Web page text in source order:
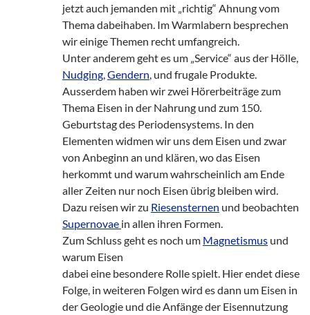
jetzt auch jemanden mit „richtig“ Ahnung vom
Thema dabeihaben. Im Warmlabern besprechen
wir einige Themen recht umfangreich.
Unter anderem geht es um „Service“ aus der Hölle,
Nudging,Gendern, und frugale Produkte.
Ausserdem haben wir zwei Hörerbeiträge zum
Thema Eisen in der Nahrung und zum 150.
Geburtstag des Periodensystems. In den
Elementen widmen wir uns dem Eisen und zwar
von Anbeginn an und klären, wo das Eisen
herkommt und warum wahrscheinlich am Ende
aller Zeiten nur noch Eisen übrig bleiben wird.
Dazu reisen wir zu Riesensternen und beobachten
Supernovae in allen ihren Formen.
Zum Schluss geht es noch um Magnetismus und
warum Eisen
dabei eine besondere Rolle spielt. Hier endet diese
Folge, in weiteren Folgen wird es dann um Eisen in
der Geologie und die Anfänge der Eisennutzung